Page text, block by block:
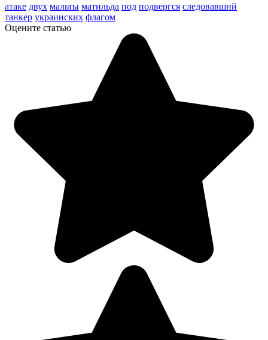
атаке двух мальты матильда под подвергся следовавший
танкер украинских флагом
Оцените статью